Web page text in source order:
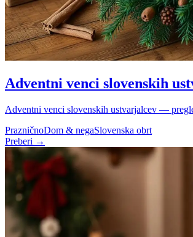
Adventni venci slovenskih
Adventni venci slovenskih ustvarjalcev —
PrazničnoDom & negaSlovenska obrt
Preberi →